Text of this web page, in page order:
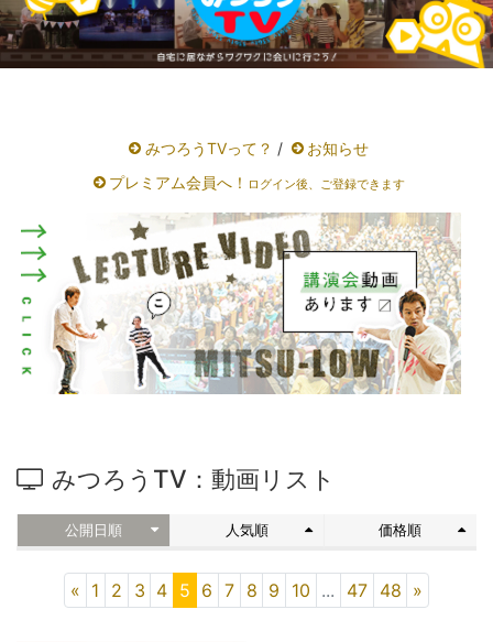
みつろうTVって？ /
お知らせ
プレミアム会員へ！ ログイン後、ご登録できます
みつろうTV：動画リスト
公開日順 人気順 価格順
« 1 2 3 4 5 6 7 8 9 10 ... 47 48 »